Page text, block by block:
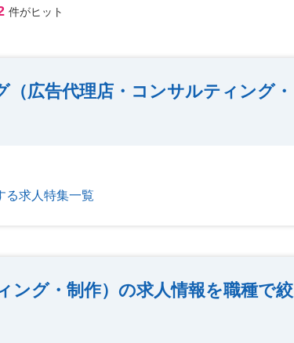
件がヒット
広告代理店・コンサルティング・
る求人特集一覧
ング・制作）の求人情報を職種で絞